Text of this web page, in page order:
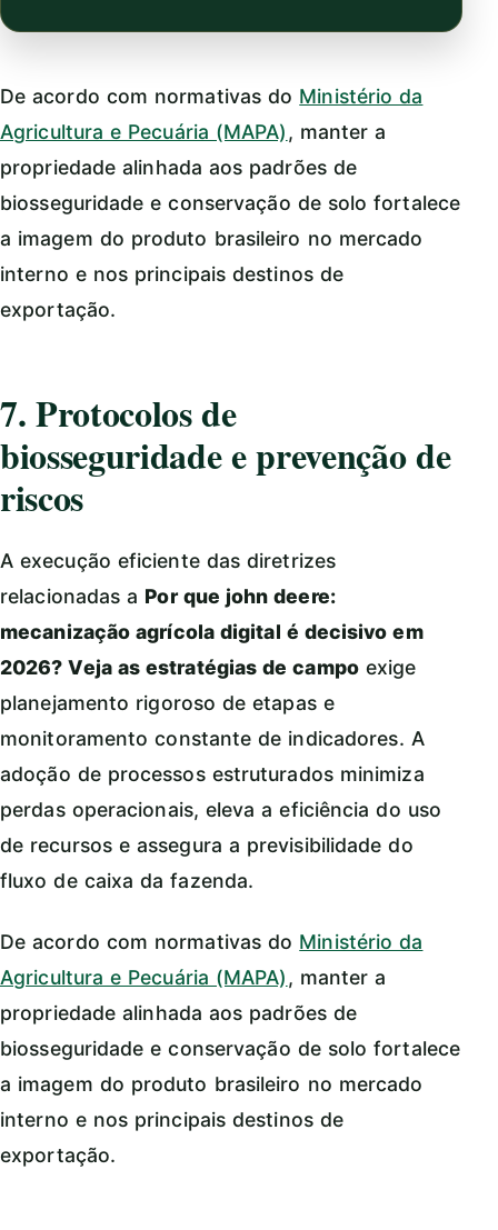
De acordo com normativas do Ministério da
Agricultura e Pecuária (MAPA), manter a
propriedade alinhada aos padrões de
biosseguridade e conservação de solo fortalece
a imagem do produto brasileiro no mercado
interno e nos principais destinos de
exportação.
7. Protocolos de
biosseguridade e prevenção de
riscos
A execução eficiente das diretrizes
relacionadas a Por que john deere:
mecanização agrícola digital é decisivo em
2026? Veja as estratégias de campoexige
planejamento rigoroso de etapas e
monitoramento constante de indicadores. A
adoção de processos estruturados minimiza
perdas operacionais, eleva a eficiência do uso
de recursos e assegura a previsibilidade do
fluxo de caixa da fazenda.
De acordo com normativas do Ministério da
Agricultura e Pecuária (MAPA), manter a
propriedade alinhada aos padrões de
biosseguridade e conservação de solo fortalece
a imagem do produto brasileiro no mercado
interno e nos principais destinos de
exportação.